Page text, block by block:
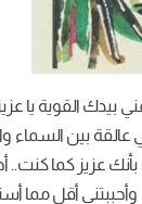
بيدك القوية يا
عالقة بين
عزيز كما كنت..
وأحببتني أقل مما